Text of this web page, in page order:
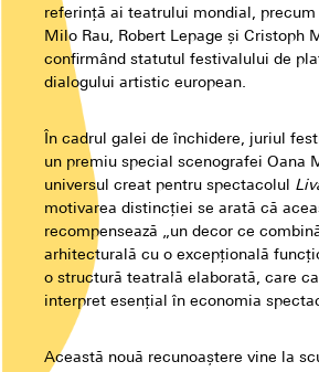
referință ai teatrului mondial, precum
Milo Rau, Robert Lepage și Cristoph
confirmând statutul festivalului de
dialogului artistic european.
În cadrul galei de închidere, juriul
un premiu special scenografei Oana
universul creat pentru spectacolul
motivarea distincției se arată că
recompensează „un decor ce
arhitecturală cu o excepțională
o structură teatrală elaborată, care
interpret esențial în economia
Această nouă recunoaștere vine la